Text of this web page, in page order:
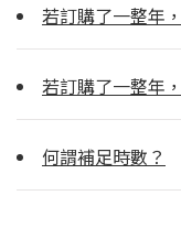
若訂購了一整年
若訂購了一整年
何謂補足時數？